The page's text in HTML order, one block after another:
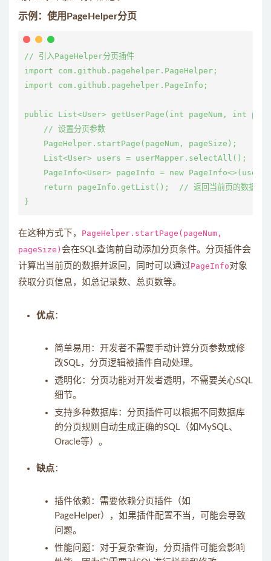
示例：使用PageHelper分页
// 引入PageHelper分页插件
import com.github.pagehelper.PageHelper;
import com.github.pagehelper.PageInfo;
public List<User> getUserPage(int pageNum, int
    // 设置分页参数
    PageHelper.startPage(pageNum, pageSize);
List<User> users = userMapper.selectAll();  //
PageInfo<User> pageInfo = new PageInfo<>(users);
    return pageInfo.getList();  // 返回当前页的数据
在这种方式下， PageHelper.startPage(pageNum,
pageSize) 会在SQL查询前自动添加分页条件。分页插件会
计算出当前页的数据并返回，同时可以通过PageInfo对象
获取分页信息，如总记录数、总页数等。
优点：
简单易用：开发者不需要手动计算分页参数或修
改SQL，分页逻辑被插件自动处理。
透明化：分页功能对开发者透明，不需要关心SQL
细节。
支持多种数据库：分页插件可以根据不同数据库
的分页规则自动生成正确的SQL（如MySQL、
Oracle等）。
缺点：
插件依赖：需要依赖分页插件（如
PageHelper），如果插件配置不当，可能会导致
问题。
性能问题：对于复杂查询，分页插件可能会影响